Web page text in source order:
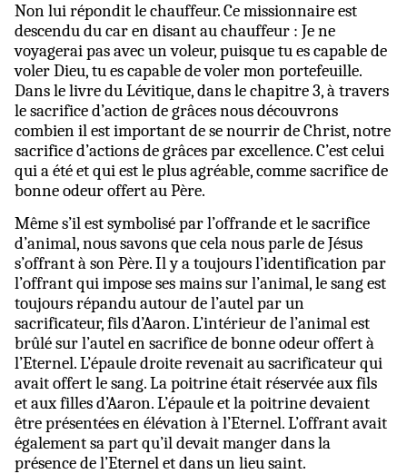
Non lui répondit le chauffeur. Ce missionnaire est
descendu du car en disant au chauffeur : Je ne
voyagerai pas avec un voleur, puisque tu es capable de
voler Dieu, tu es capable de voler mon portefeuille.
Dans le livre du Lévitique, dans le chapitre 3, à travers
le sacrifice d’action de grâces nous découvrons
combien il est important de se nourrir de Christ, notre
sacrifice d’actions de grâces par excellence. C’est celui
qui a été et qui est le plus agréable, comme sacrifice de
bonne odeur offert au Père.
Même s’il est symbolisé par l’offrande et le sacrifice
d’animal,nous savons que cela nous parle de Jésus
s’offrant à son Père. Il y a toujours l’identification par
l’offrant qui impose ses mains sur l’animal, le sang est
toujours répandu autour de l’autel par un
sacrificateur, fils d’Aaron. L’intérieur de l’animal est
brûlé sur l’autel en sacrifice de bonne odeur offert à
l’Eternel. L’épaule droite revenait au sacrificateur qui
avait offert le sang. La poitrine était réservée aux fils
et aux filles d’Aaron. L’épaule et la poitrine devaient
être présentées en élévation à l’Eternel. L’offrant avait
également sa part qu’il devait manger dans la
présence de l’Eternel et dans un lieu saint.